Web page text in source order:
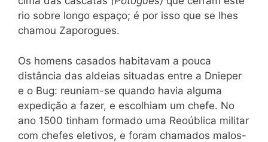
rio sobre longo espaço; é por isso que se lhes
chamou Zaporogues.
Os homens casados habitavam a pouca
distância das aldeias situadas entre a Dnieper
e o Bug: reuniam-se quando havia alguma
expedição a fazer, e escolhiam um chefe. No
ano 1500 tinham formado uma Reoública militar
com chefes eletivos, e foram chamados malos-